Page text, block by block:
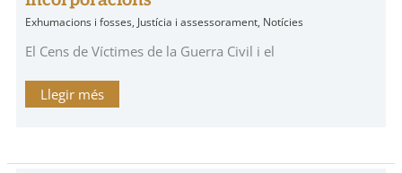
Exhumacions i fosses, Justícia i assessorament, Notícies
El Cens de Víctimes de la Guerra Civil i el
Llegir més